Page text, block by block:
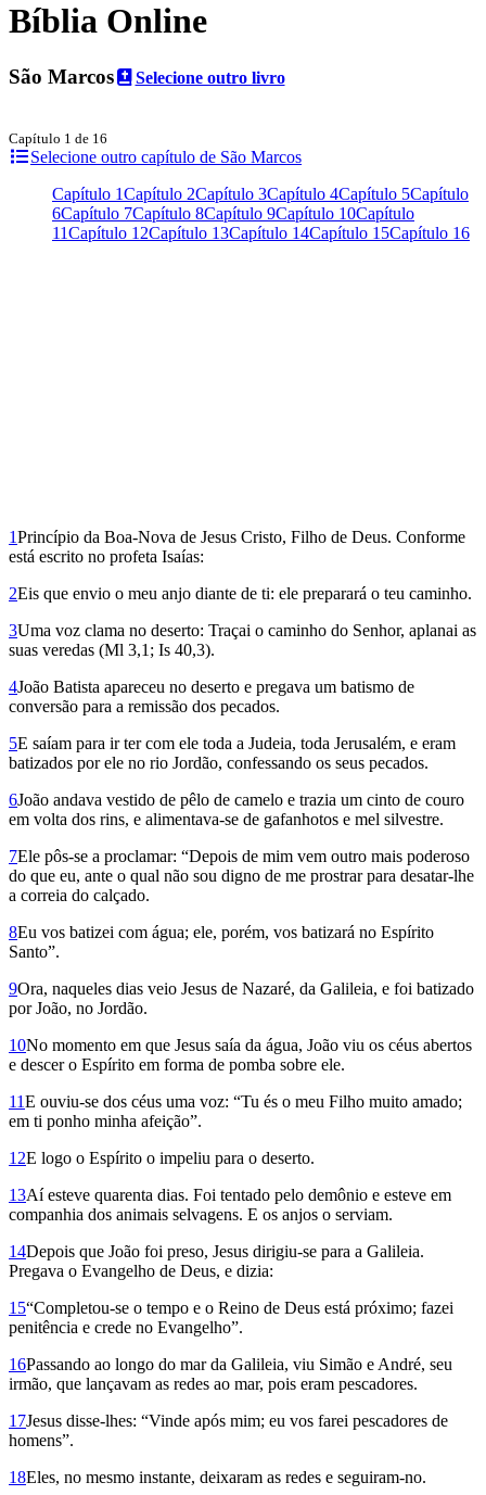
Bíblia Online
São Marcos Selecione outro livro
Capítulo 1 de 16
Selecione outro capítulo de São Marcos
Capítulo 1Capítulo 2Capítulo 3Capítulo 4Capítulo 5Capítulo
6Capítulo 7Capítulo 8Capítulo 9Capítulo 10Capítulo
11Capítulo 12Capítulo 13Capítulo 14Capítulo 15Capítulo 16
1Princípio da Boa-Nova de Jesus Cristo, Filho de Deus. Conforme
está escrito no profeta Isaías:
2Eis que envio o meu anjo diante de ti: ele preparará o teu caminho.
3Uma voz clama no deserto: Traçai o caminho do Senhor, aplanai as
suas veredas (Ml 3,1; Is 40,3).
4João Batista apareceu no deserto e pregava um batismo de
conversão para a remissão dos pecados.
5E saíam para ir ter com ele toda a Judeia, toda Jerusalém, e eram
batizados por ele no rio Jordão, confessando os seus pecados.
6João andava vestido de pêlo de camelo e trazia um cinto de couro
em volta dos rins, e alimentava-se de gafanhotos e mel silvestre.
7Ele pôs-se a proclamar: “Depois de mim vem outro mais poderoso
do que eu, ante o qual não sou digno de me prostrar para desatar-lhe
a correia do calçado.
8Eu vos batizei com água; ele, porém, vos batizará no Espírito
Santo”.
9Ora, naqueles dias veio Jesus de Nazaré, da Galileia, e foi batizado
por João, no Jordão.
10No momento em que Jesus saía da água, João viu os céus abertos
e descer o Espírito em forma de pomba sobre ele.
11E ouviu-se dos céus uma voz: “Tu és o meu Filho muito amado;
em ti ponho minha afeição”.
12E logo o Espírito o impeliu para o deserto.
13Aí esteve quarenta dias. Foi tentado pelo demônio e esteve em
companhia dos animais selvagens. E os anjos o serviam.
14Depois que João foi preso, Jesus dirigiu-se para a Galileia.
Pregava o Evangelho de Deus, e dizia:
15“Completou-se o tempo e o Reino de Deus está próximo; fazei
penitência e crede no Evangelho”.
16Passando ao longo do mar da Galileia, viu Simão e André, seu
irmão, que lançavam as redes ao mar, pois eram pescadores.
17Jesus disse-lhes: “Vinde após mim; eu vos farei pescadores de
homens”.
18Eles, no mesmo instante, deixaram as redes e seguiram-no.